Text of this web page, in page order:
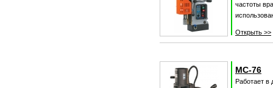
частоты
Открыть >>
МС-76
Работает в